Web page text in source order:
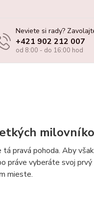
Neviete si rady?
+421 902 212 007
od 8:00 - do 16:00 hod
pravá pohoda. Aby
práve vyberáte svoj prvý
mieste.